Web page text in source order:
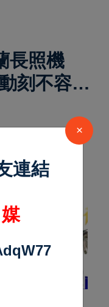
長照機
刻不容
算案
聞
×
連結